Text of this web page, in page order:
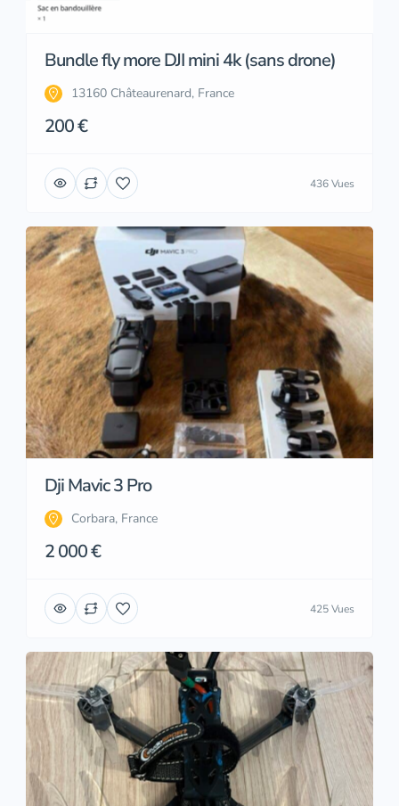
Bundle fly more DJI mini 4k (sans drone)
13160 Châteaurenard, France
200 €
436 Vues
Dji Mavic 3 Pro
Corbara, France
2 000 €
425 Vues